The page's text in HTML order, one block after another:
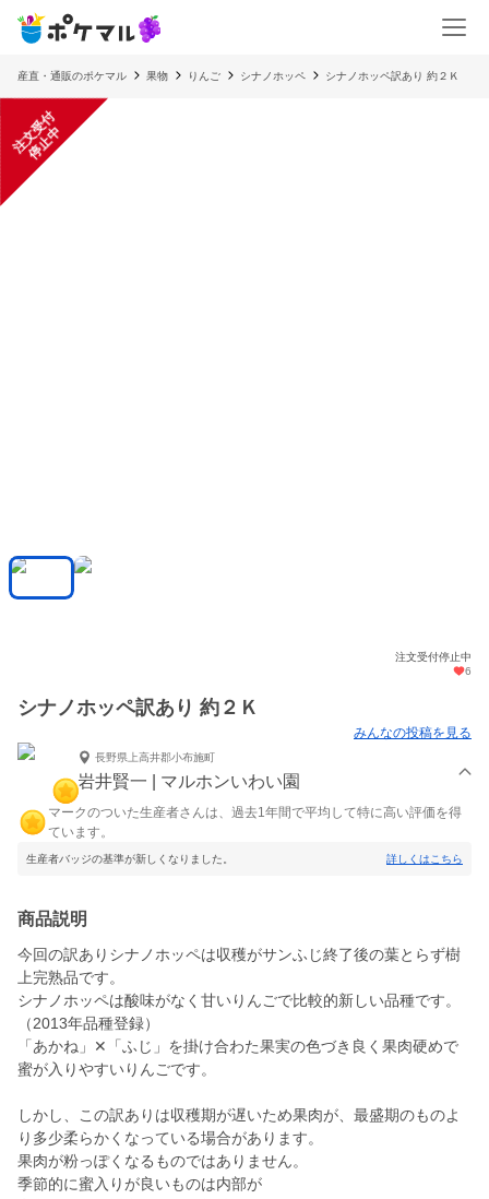
産直・通販のポケマル 果物 りんご シナノホッペ シナノホッペ訳あり 約２Ｋ
注
文
受
付
停
止
中
注文受付停止中
6
シナノホッペ訳あり 約２Ｋ
みんなの投稿を見る
長野県上高井郡小布施町
岩井賢一 | マルホンいわい園
マークのついた生産者さんは、過去1年間で平均して特に高い評価を得
ています。
生産者バッジの基準が新しくなりました。 詳しくはこちら
商品説明
今回の訳ありシナノホッペは収穫がサンふじ終了後の葉とらず樹
上完熟品です。
シナノホッペは酸味がなく甘いりんごで比較的新しい品種です。
（2013年品種登録）
「あかね」✕「ふじ」を掛け合わた果実の色づき良く果肉硬めで
蜜が入りやすいりんごです。
しかし、この訳ありは収穫期が遅いため果肉が、最盛期のものよ
り多少柔らかくなっている場合があります。
果肉が粉っぽくなるものではありません。
季節的に蜜入りが良いものは内部が